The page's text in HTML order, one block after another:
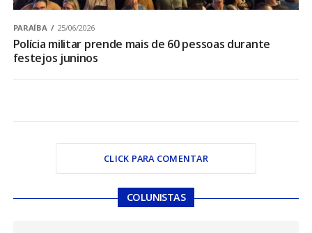
PARAÍBA 25/06/2026
Polícia militar prende mais de 60 pessoas durante
festejos juninos
CLICK PARA COMENTAR
COLUNISTAS